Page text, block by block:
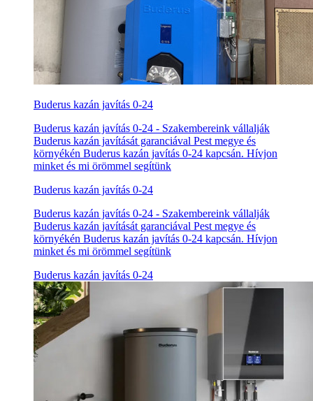
Buderus kazán javítás 0-24
Buderus kazán javítás 0-24 - Szakembereink vállalják
Buderus kazán javítását garanciával Pest megye és
környékén Buderus kazán javítás 0-24 kapcsán. Hívjon
minket és mi örömmel segítünk
Buderus kazán javítás 0-24
Buderus kazán javítás 0-24 - Szakembereink vállalják
Buderus kazán javítását garanciával Pest megye és
környékén Buderus kazán javítás 0-24 kapcsán. Hívjon
minket és mi örömmel segítünk
Buderus kazán javítás 0-24